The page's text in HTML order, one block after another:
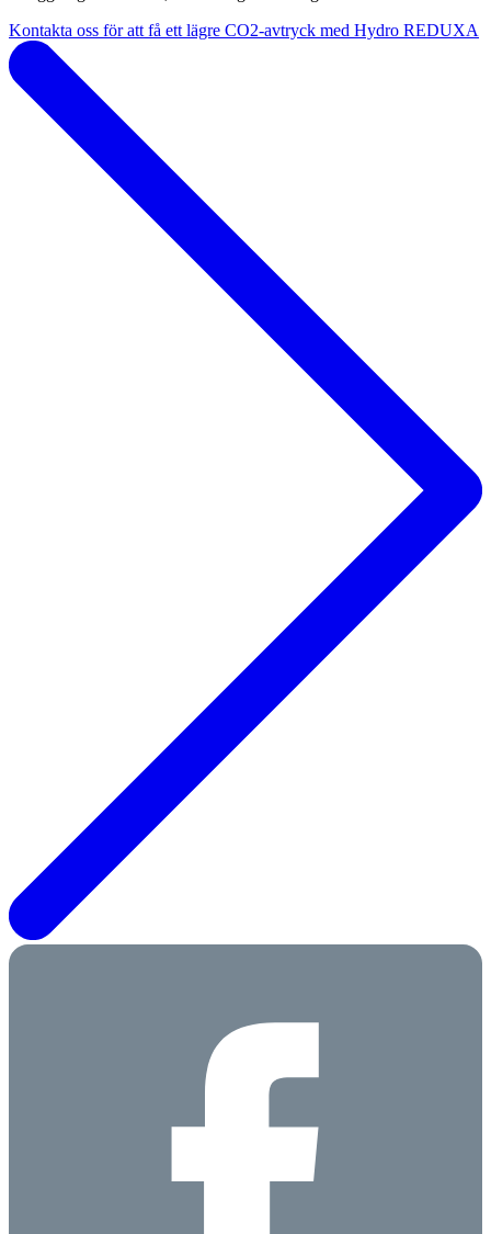
Kontakta oss för att få ett lägre CO2-avtryck med Hydro REDUXA